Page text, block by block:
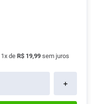
1x de R$ 19,99 sem juros
＋